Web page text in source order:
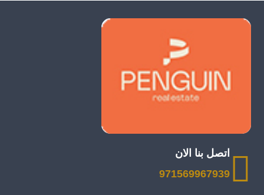
اتصل بنا الان
971569967939